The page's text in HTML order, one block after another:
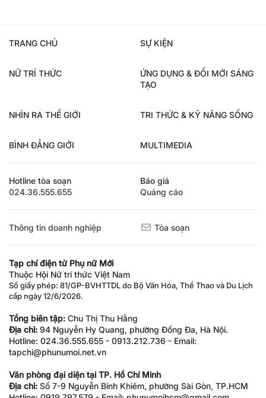
TRANG CHỦ SỰ KIỆN
NỮ TRÍ THỨC
ỨNG DỤNG & ĐỔI MỚI SÁNG
TẠO
NHÌN RA THẾ GIỚI TRI THỨC & KỸ NĂNG SỐNG
BÌNH ĐẲNG GIỚI MULTIMEDIA
Hotline tòa soạn
024.36.555.655
Báo giá
Quảng cáo
Thông tin doanh nghiệp Tòa soạn
Tạp chí điện tử Phụ nữ Mới
Thuộc Hội Nữ trí thức Việt Nam
Số giấy phép: 81/GP-BVHTTDL do Bộ Văn Hóa, Thể Thao và Du Lịch
cấp ngày 12/6/2026.
Tổng biên tập: Chu Thị Thu Hằng
Địa chỉ: 94 Nguyễn Hy Quang, phường Đống Đa, Hà Nội.
Hotline: 024.36.555.655 - 0913.212.736 - Email:
tapchi@phunumoi.net.vn
Văn phòng đại diện tại TP. Hồ Chí Minh
Địa chỉ: Số 7-9 Nguyễn Bỉnh Khiêm, phường Sài Gòn, TP.HCM
Hotline: 0919.797.579 - Email: phunumoihcm@gmail.com